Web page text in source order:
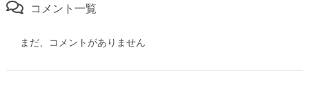
コメント一覧
まだ、コメントがありません